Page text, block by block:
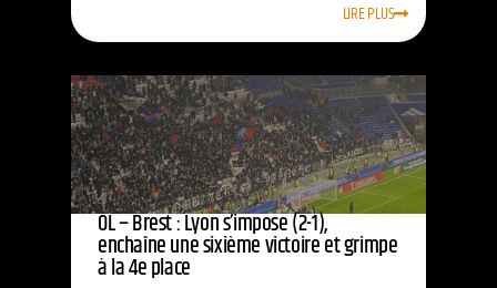
LIRE PLUS
OL – Brest : Lyon s’impose (2-1),
enchaîne une sixième victoire et grimpe
à la 4e place